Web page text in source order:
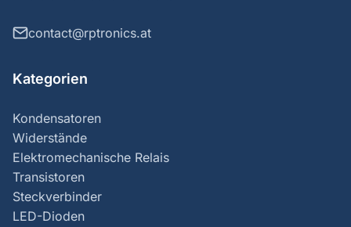
contact@rptronics.at
Kategorien
Kondensatoren
Widerstände
Elektromechanische Relais
Transistoren
Steckverbinder
LED-Dioden